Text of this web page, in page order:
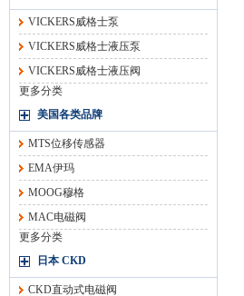
VICKERS威格士泵
VICKERS威格士液压泵
VICKERS威格士液压阀
更多分类
美国各类品牌
MTS位移传感器
EMA伊玛
MOOG穆格
MAC电磁阀
更多分类
日本 CKD
CKD直动式电磁阀